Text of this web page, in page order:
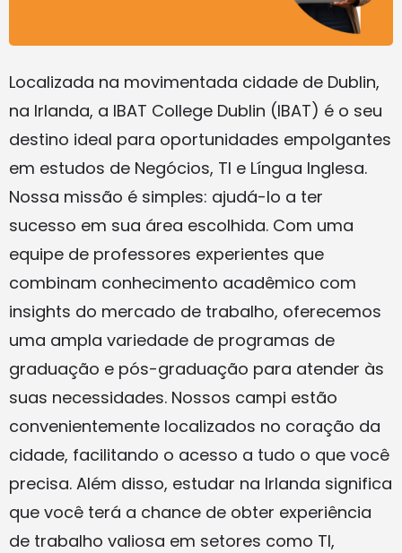
Localizada na movimentada cidade de Dublin,
na Irlanda, a IBAT College Dublin (IBAT) é o seu
destino ideal para oportunidades empolgantes
em estudos de Negócios, TI e Língua Inglesa.
Nossa missão é simples: ajudá-lo a ter
sucesso em sua área escolhida. Com uma
equipe de professores experientes que
combinam conhecimento acadêmico com
insights do mercado de trabalho, oferecemos
uma ampla variedade de programas de
graduação e pós-graduação para atender às
suas necessidades. Nossos campi estão
convenientemente localizados no coração da
cidade, facilitando o acesso a tudo o que você
precisa. Além disso, estudar na Irlanda significa
que você terá a chance de obter experiência
de trabalho valiosa em setores como TI,